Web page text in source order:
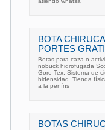
BOTA
PORTES
Botas para caza o
nobuck hidrofugada
Gore-Tex. Sistema de
bidensidad. Tienda
a la peníns
BOTAS